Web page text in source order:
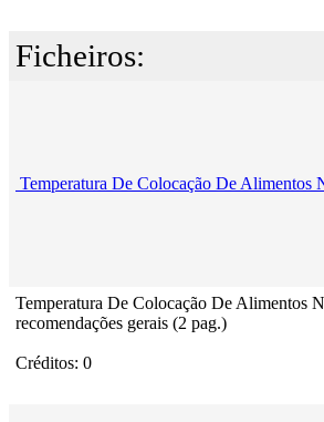
Ficheiros:
Temperatura De Colocação De Alimentos
Temperatura De Colocação De Alimentos
recomendações gerais (2 pag.)
Créditos: 0